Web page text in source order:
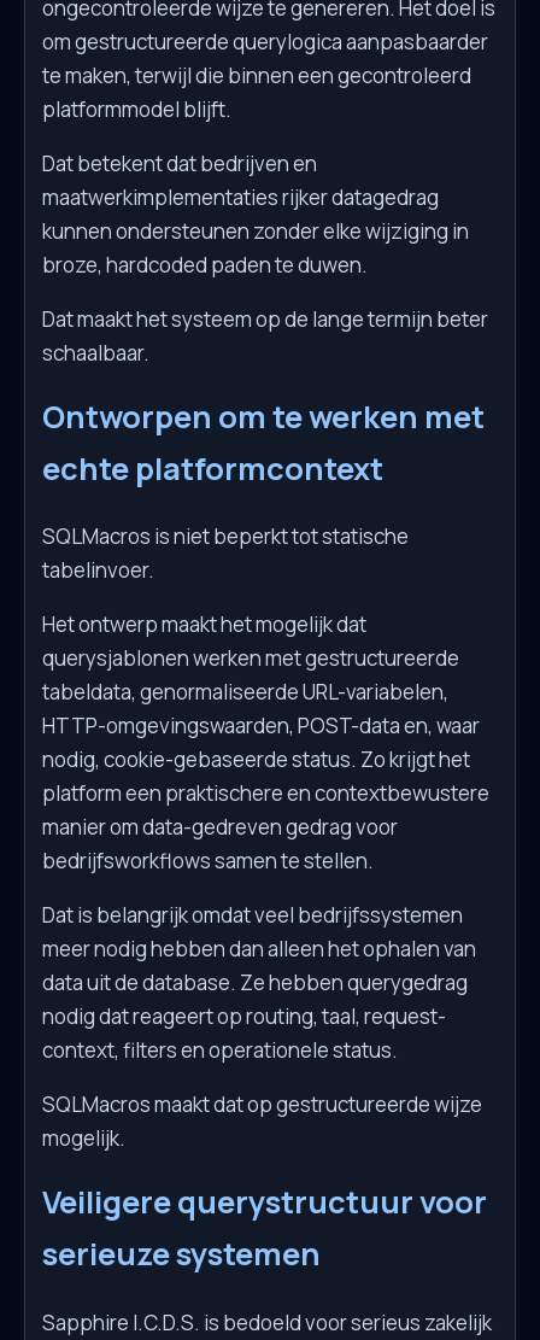
ongecontroleerde wijze te genereren. Het doel is
om gestructureerde querylogica aanpasbaarder
te maken, terwijl die binnen een gecontroleerd
platformmodel blijft.
Dat betekent dat bedrijven en
maatwerkimplementaties rijker datagedrag
kunnen ondersteunen zonder elke wijziging in
broze, hardcoded paden te duwen.
Dat maakt het systeem op de lange termijn beter
schaalbaar.
Ontworpen om te werken met
echte platformcontext
SQLMacros is niet beperkt tot statische
tabelinvoer.
Het ontwerp maakt het mogelijk dat
querysjablonen werken met gestructureerde
tabeldata, genormaliseerde URL-variabelen,
HTTP-omgevingswaarden, POST-data en, waar
nodig, cookie-gebaseerde status. Zo krijgt het
platform een praktischere en contextbewustere
manier om data-gedreven gedrag voor
bedrijfsworkflows samen te stellen.
Dat is belangrijk omdat veel bedrijfssystemen
meer nodig hebben dan alleen het ophalen van
data uit de database. Ze hebben querygedrag
nodig dat reageert op routing, taal, request-
context, filters en operationele status.
SQLMacros maakt dat op gestructureerde wijze
mogelijk.
Veiligere querystructuur voor
serieuze systemen
Sapphire I.C.D.S. is bedoeld voor serieus zakelijk